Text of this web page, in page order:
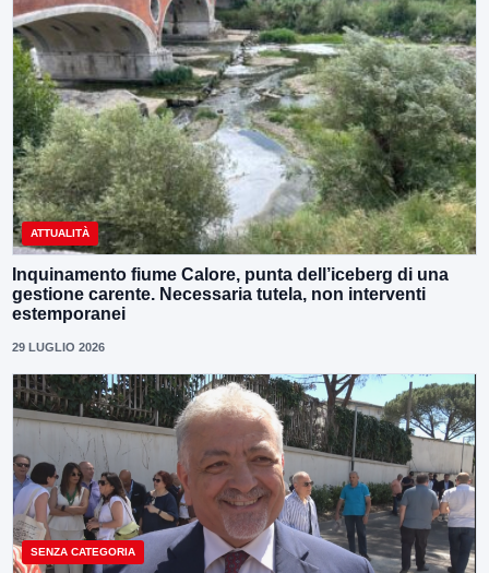
ATTUALITÀ
Inquinamento fiume Calore, punta dell’iceberg di una
gestione carente. Necessaria tutela, non interventi
estemporanei
29 LUGLIO 2026
SENZA CATEGORIA